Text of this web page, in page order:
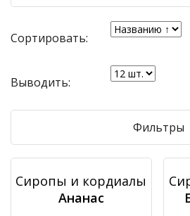
Сортировать:
Выводить:
Фильтры
Сиропы и кордиалы
Ананас